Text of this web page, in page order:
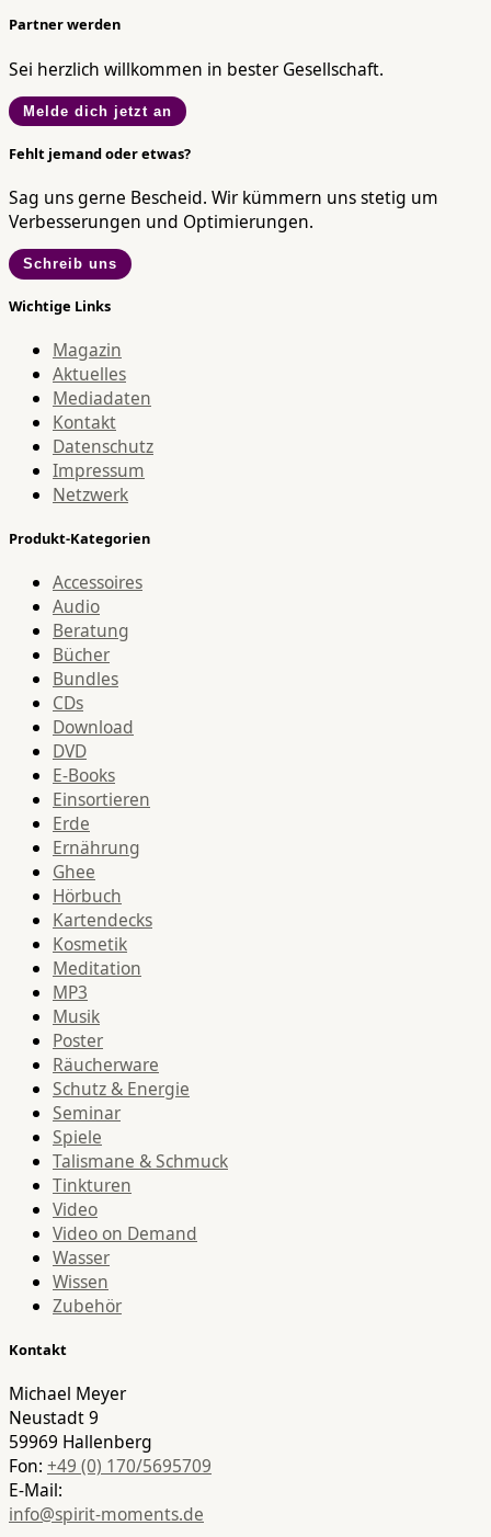
Partner werden
Sei herzlich willkommen in bester Gesellschaft.
Melde dich jetzt an
Fehlt jemand oder etwas?
Sag uns gerne Bescheid. Wir kümmern uns stetig um
Verbesserungen und Optimierungen.
Schreib uns
Wichtige Links
Magazin
Aktuelles
Mediadaten
Kontakt
Datenschutz
Impressum
Netzwerk
Produkt-Kategorien
Accessoires
Audio
Beratung
Bücher
Bundles
CDs
Download
DVD
E-Books
Einsortieren
Erde
Ernährung
Ghee
Hörbuch
Kartendecks
Kosmetik
Meditation
MP3
Musik
Poster
Räucherware
Schutz & Energie
Seminar
Spiele
Talismane & Schmuck
Tinkturen
Video
Video on Demand
Wasser
Wissen
Zubehör
Kontakt
Michael Meyer
Neustadt 9
59969 Hallenberg
Fon: +49 (0) 170/5695709
E-Mail:
info@spirit-moments.de